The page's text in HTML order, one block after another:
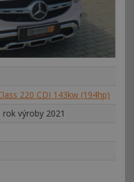
220 CDI 143kw (194hp)
výroby 2021